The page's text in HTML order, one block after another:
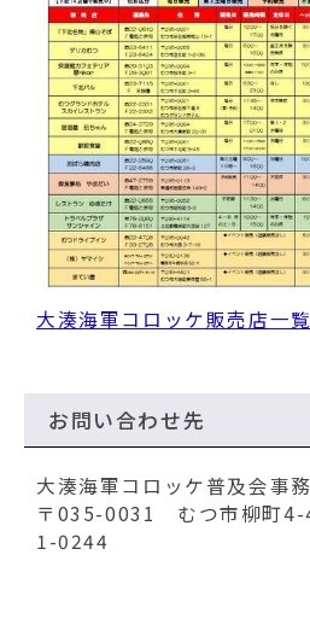
大湊海軍コロッケ販売店一
お問い合わせ先
大湊海軍コロッケ普及会事
〒035-0031 むつ市柳町
1-0244